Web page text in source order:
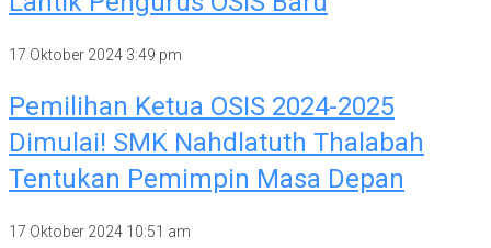
17 Oktober 2024 3:49 pm
Pemilihan Ketua OSIS 2024-2025
Dimulai! SMK Nahdlatuth Thalabah
Tentukan Pemimpin Masa Depan
17 Oktober 2024 10:51 am